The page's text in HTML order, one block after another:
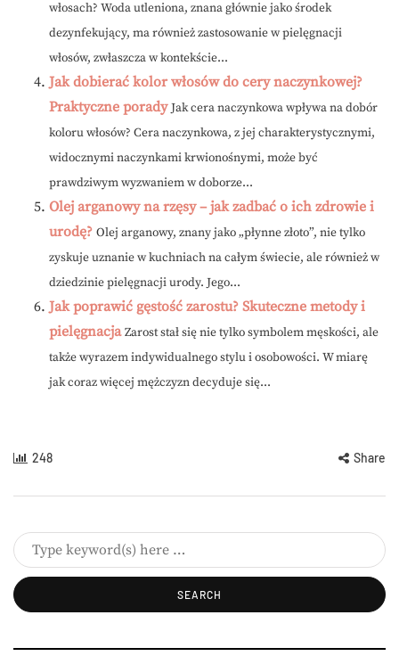
włosach? Woda utleniona, znana głównie jako środek
dezynfekujący, ma również zastosowanie w pielęgnacji
włosów, zwłaszcza w kontekście...
Jak dobierać kolor włosów do cery naczynkowej?
Praktyczne porady Jak cera naczynkowa wpływa na dobór
koloru włosów? Cera naczynkowa, z jej charakterystycznymi,
widocznymi naczynkami krwionośnymi, może być
prawdziwym wyzwaniem w doborze...
Olej arganowy na rzęsy – jak zadbać o ich zdrowie i
urodę? Olej arganowy, znany jako „płynne złoto”, nie tylko
zyskuje uznanie w kuchniach na całym świecie, ale również w
dziedzinie pielęgnacji urody. Jego...
Jak poprawić gęstość zarostu? Skuteczne metody i
pielęgnacja Zarost stał się nie tylko symbolem męskości, ale
także wyrazem indywidualnego stylu i osobowości. W miarę
jak coraz więcej mężczyzn decyduje się...
248 Share